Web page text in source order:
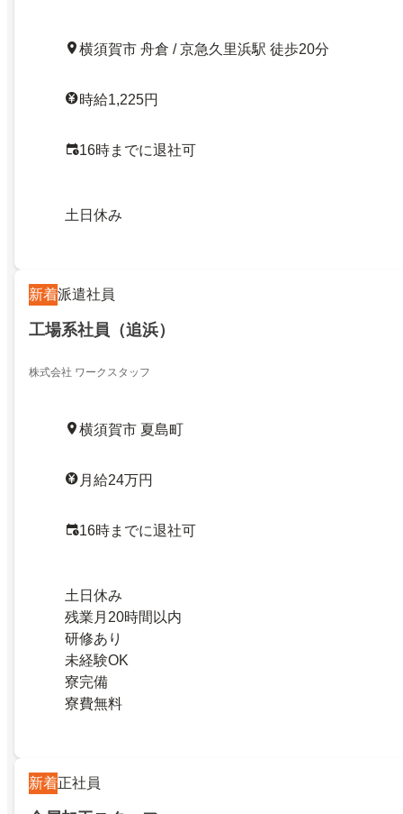
横須賀市 舟倉 / 京急久里浜駅 徒歩20分
時給1,225円
16時までに退社可
土日休み
新着派遣社員
工場系社員（追浜）
株式会社 ワークスタッフ
横須賀市 夏島町
月給24万円
16時までに退社可
土日休み
残業月20時間以内
研修あり
未経験OK
寮完備
寮費無料
新着正社員